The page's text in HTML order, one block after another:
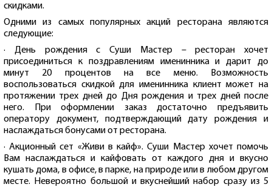
скидками.
Одними из самых популярных акций ресторана являются
следующие:
· День рождения с Суши Мастер – ресторан хочет
присоединиться к поздравлениям именинника и дарит до
минут 20 процентов на все меню. Возможность
воспользоваться скидкой для именинника клиент может на
протяжении трех дней до Дня рождения и трех дней после
него. При оформлении заказ достаточно предъявить
оператору документ, подтверждающий дату рождения и
наслаждаться бонусами от ресторана.
· Акционный сет «Живи в кайф». Суши Мастер хочет помочь
Вам наслаждаться и кайфовать от каждого дня и вкусно
кушать дома, в офисе, в парке, на природе или в любом другом
месте. Невероятно большой и вкуснейший набор сразу из 5